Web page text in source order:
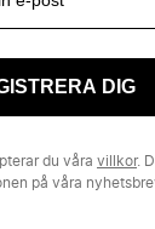
DIG
du våra villkor.
på våra